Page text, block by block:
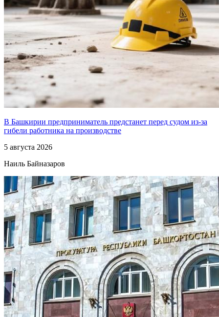
В Башкирии предприниматель предстанет перед судом из-за
гибели работника на производстве
5 августа 2026
Наиль Байназаров